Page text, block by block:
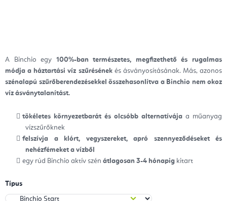
A Binchio egy 100%-ban természetes, megfizethető és rugalmas
módja a háztartási víz szűrésénekés ásványosításának. Más, azonos
szénalapú szűrőberendezésekkel összehasonlítva a Binchio nem okoz
víz ásványtalanítást.
tökéletes környezetbarát és olcsóbb alternatívája a műanyag
vízszűrőknek
felszívja a klórt, vegyszereket, apró szennyeződéseket és
nehézfémeket a vízből
egy rúd Binchio aktív szén átlagosan 3-4 hónapig kitart
Típus